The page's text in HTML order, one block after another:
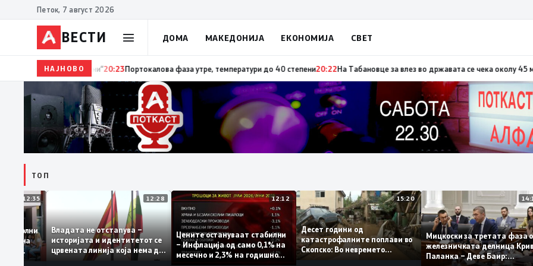
Петок, 7 август 2026
ВЕСТИ ДОМА МАКЕДОНИЈА ЕКОНОМИЈА СВЕТ
НАЈНОВО 20:24Сиљановска Давкова на Свечената академија по повод „30 години Општина Вевчани“20:23Портокалова фаза утре,
ТОП
12:35
задоволни
на
12:28
Владата не отстапува –
историјата и идентитетот се
црвената линија која нема да
се погази
12:12
Цените остануваат стабилни
– Инфлација од само 0,1% на
месечно и 2,3% на годишно
15:20
Десет години од
катастрофалните поплави во
Скопско: Во невремето
Мицкоски за третата
железничката делница
Паланка – Деве Баир: